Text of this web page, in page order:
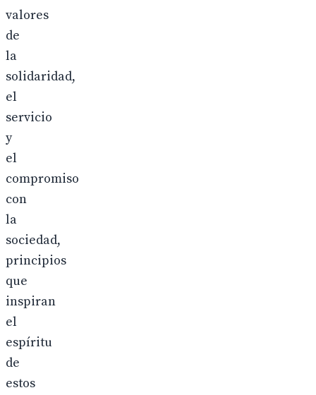
valores
de
la
solidaridad,
el
servicio
y
el
compromiso
con
la
sociedad,
principios
que
inspiran
el
espíritu
de
estos